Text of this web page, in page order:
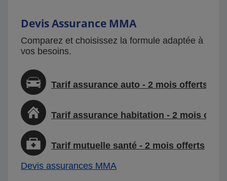
Devis Assurance MMA
Comparez et choisissez la formule adaptée à
vos besoins.
Tarif assurance auto - 2 mois offerts
Tarif assurance habitation - 2 mois
Tarif mutuelle santé - 2 mois offerts
Devis assurances MMA